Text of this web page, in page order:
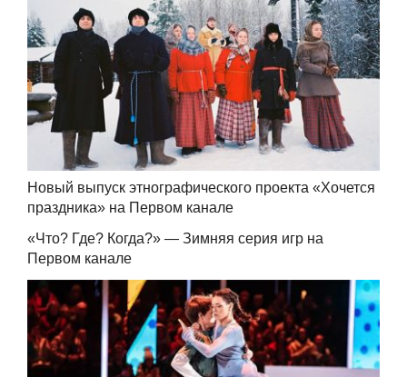
Новый выпуск этнографического проекта «Хочется
праздника» на Первом канале
«Что? Где? Когда?» — Зимняя серия игр на
Первом канале